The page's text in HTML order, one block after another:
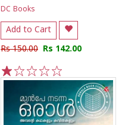
DC Books
Add to Cart
Rs 150.00 Rs 142.00
5
4
3
2
1